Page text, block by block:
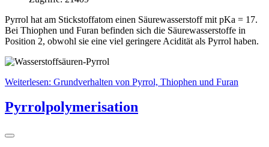
Pyrrol hat am Stickstoffatom einen Säurewasserstoff mit pKa = 17.
Bei Thiophen und Furan befinden sich die Säurewasserstoffe in
Position 2, obwohl sie eine viel geringere Acidität als Pyrrol haben.
Weiterlesen: Grundverhalten von Pyrrol, Thiophen und Furan
Pyrrolpolymerisation